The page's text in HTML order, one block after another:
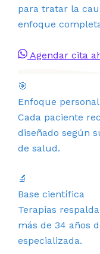
para tratar la
enfoque
Agendar cita
🎯
Enfoque
Cada paciente
diseñado según
de salud.
🔬
Base científica
Terapias
más de 34 años
especializada.